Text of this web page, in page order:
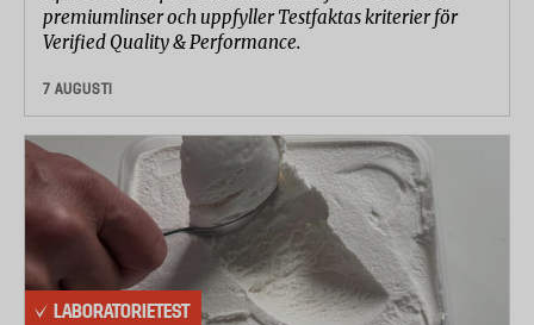
premiumlinser och uppfyller Testfaktas kriterier för
Verified Quality & Performance.
7 AUGUSTI
LABORATORIETEST